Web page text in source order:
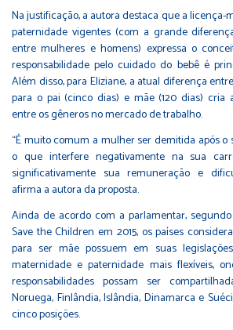
Na justificação, a autora destaca que a licença-
paternidade vigentes (com a grande
entre mulheres e homens) expressa o
responsabilidade pelo cuidado do bebê é
Além disso, para Eliziane, a atual diferença
para o pai (cinco dias) e mãe (120 dias) cria
entre os gêneros no mercado de trabalho.
“É muito comum a mulher ser demitida após o
o que interfere negativamente na sua
significativamente sua remuneração e
afirma a autora da proposta.
Ainda de acordo com a parlamentar,
Save the Children em 2015, os países
para ser mãe possuem em suas
maternidade e paternidade mais flexíveis,
responsabilidades possam ser
Noruega, Finlândia, Islândia, Dinamarca e
cinco posições.